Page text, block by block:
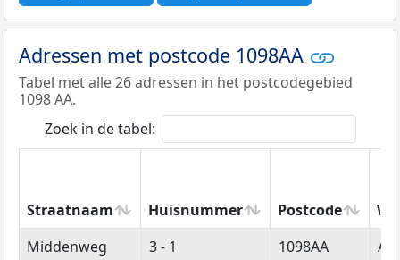
Adressen met postcode 1098AA
Tabel met alle 26 adressen in het postcodegebied
1098 AA.
Zoek in de tabel:
Straatnaam Huisnummer Postcode
Straatnaam
Huisnummer Postcode
Middenweg 3 - 1 1098AA